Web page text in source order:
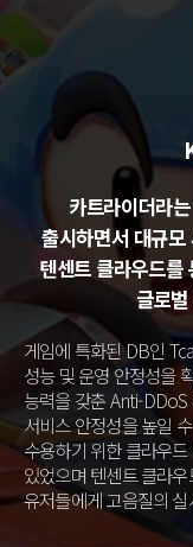
카트라이더라
출시하면서 대규
텐센트 클라우드를
글로
게임에 특화된 DB인
성능 및 운영 안정성을
능력을 갖춘 Anti-
서비스 안정성을 높일
수용하기 위한 클라우
있었으며 텐센트 클라
유저들에게 고음질의